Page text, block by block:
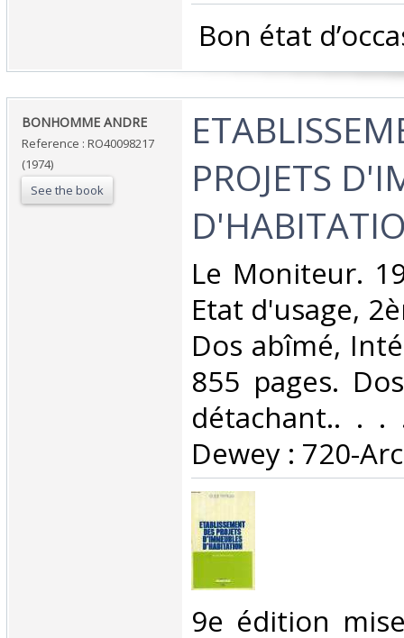
Bon état
‎BONHOMME ANDRE‎
Reference : RO40098217
(1974)
See the book
PROJETS
‎Le Moniteur.
Etat d'usage,
Dos abîmé,
855 pages.
détachant.. . .
Dewey : 720-
‎9e édition